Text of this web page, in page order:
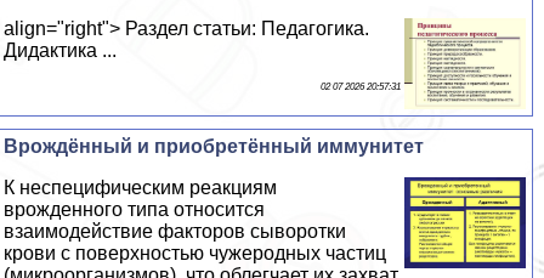
align="right"> Раздел статьи: Педагогика.
Дидактика ...
02 07 2026 20:57:31
Врождённый и приобретённый иммунитет
К неспецифическим реакциям
врожденного типа относится
взаимодействие факторов сыворотки
крови с поверхностью чужеродных частиц